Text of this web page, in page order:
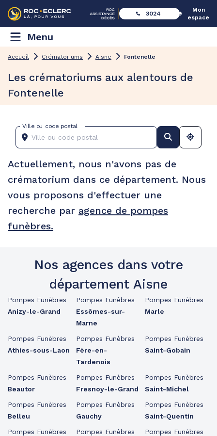
3024
Mon
espace
Menu
Accueil Crématoriums Aisne Fontenelle
Les crématoriums aux alentours de
Fontenelle
Ville ou code postal
Actuellement, nous n'avons pas de
crématorium dans ce département. Nous
vous proposons d'effectuer une
recherche par agence de pompes
funèbres.
Nos agences dans votre
département Aisne
Pompes Funèbres
Anizy-le-Grand
Pompes Funèbres
Athies-sous-Laon
Pompes Funèbres
Beautor
Pompes Funèbres
Belleu
Pompes Funèbres
Pompes Funèbres
Essômes-sur-
Marne
Pompes Funèbres
Fère-en-
Tardenois
Pompes Funèbres
Fresnoy-le-Grand
Pompes Funèbres
Gauchy
Pompes Funèbres
Pompes Funèbres
Marle
Pompes Funèbres
Saint-Gobain
Pompes Funèbres
Saint-Michel
Pompes Funèbres
Saint-Quentin
Pompes Funèbres